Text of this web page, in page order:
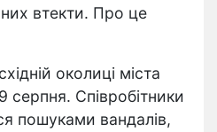
втекти. Про це
околиці міста
серпня. Співробітники
пошуками вандалів,